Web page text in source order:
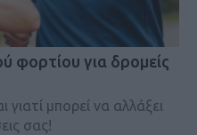
φορτίου για δρομείς
γιατί μπορεί να αλλάξει
σας!